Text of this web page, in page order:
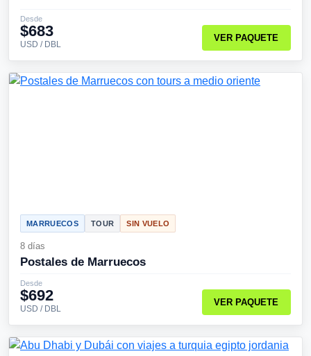
Desde
$683
USD / DBL
VER PAQUETE
MARRUECOS TOUR SIN VUELO
8 días
Postales de Marruecos
Desde
$692
USD / DBL
VER PAQUETE